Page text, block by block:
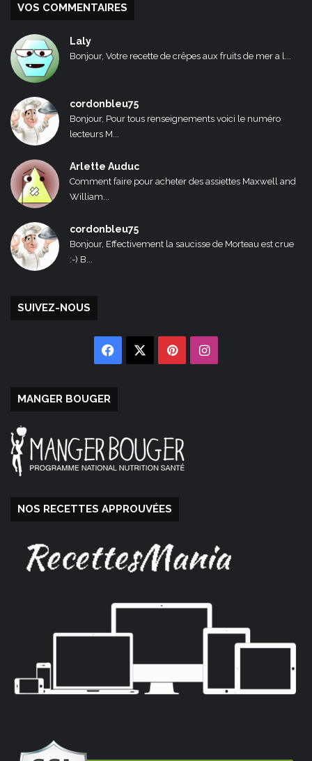
VOS COMMENTAIRES
Laly
Bonjour, Votre recette de crêpes aux fruits de mer a l...
cordonbleu75
Bonjour, Pour tous renseignements voici le numéro
lecteurs M...
Arlette Auduc
Comment faire pour acheter des assiettes Maxwell and
William...
cordonbleu75
Bonjour, Effectivement la saucisse de Morteau est crue
:-) B...
SUIVEZ-NOUS
Facebook PinterestInstagram
MANGER BOUGER
NOS RECETTES APPROUVÉES